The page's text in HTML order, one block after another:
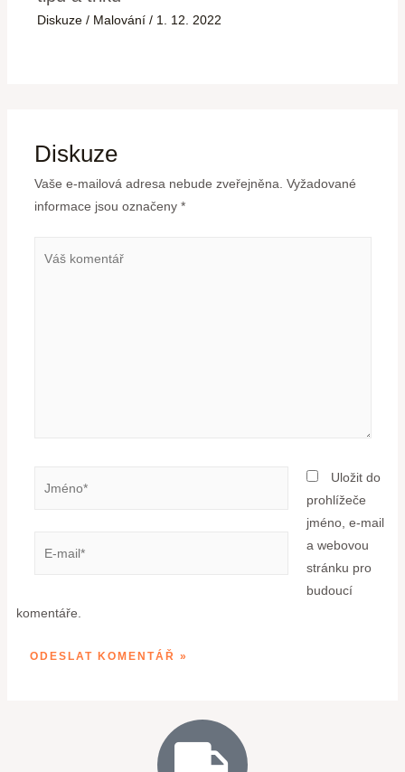
Diskuze / Malování / 1. 12. 2022
Diskuze
Vaše e-mailová adresa nebude zveřejněna. Vyžadované
informace jsou označeny *
Uložit do
prohlížeče
jméno, e-mail
a webovou
stránku pro
budoucí
komentáře.